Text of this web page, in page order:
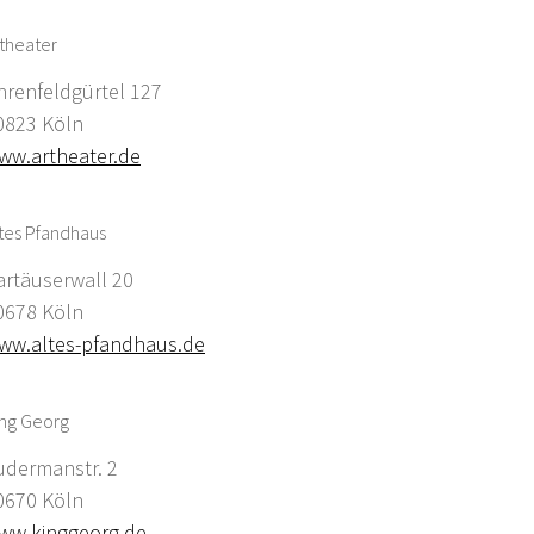
127
Köln
Pfandhaus
20
Köln
pfandhaus.de
Georg
2
Köln